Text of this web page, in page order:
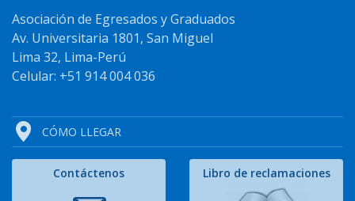
Asociación de Egresados y Graduados
Av. Universitaria 1801, San Miguel
Lima 32, Lima-Perú
Celular: +51 914 004 036
CÓMO LLEGAR
Contáctenos Libro de reclamaciones